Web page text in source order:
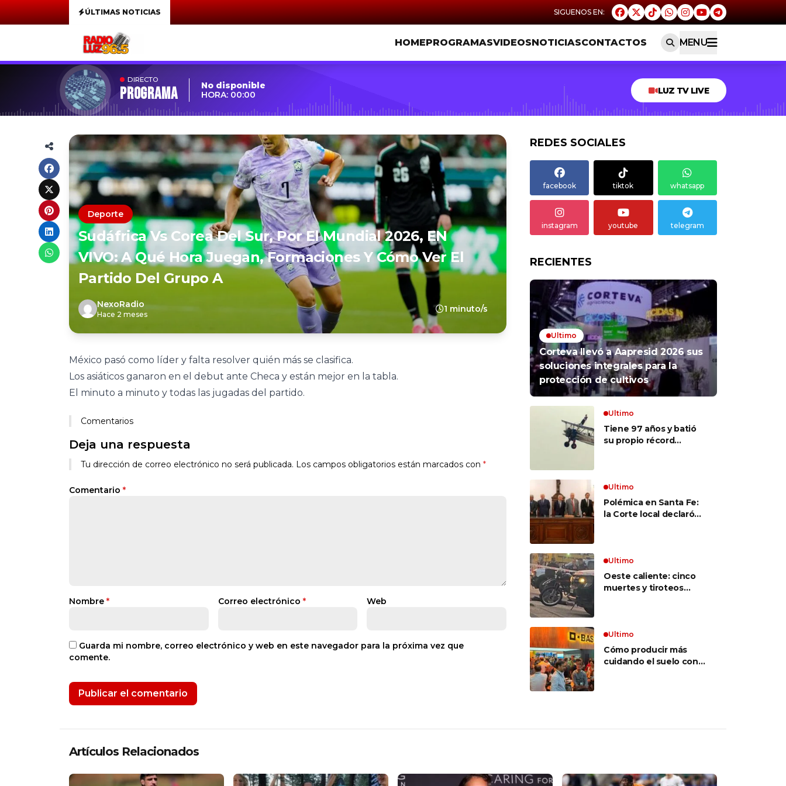
ÚLTIMAS NOTICIAS
HOMEPROGRAMASVIDEOSNOTICIASCONTACTOS MENU
DIRECTO
Programa
No disponible
HORA: 00:00
LUZ TV LIVE
Deporte
Sudáfrica Vs Corea Del Sur, Por El Mundial 2026, EN
VIVO: A Qué Hora Juegan, Formaciones Y Cómo Ver El
Partido Del Grupo A
NexoRadio
Hace 2 meses
1 minuto/s
México pasó como líder y falta resolver quién más se clasifica.
Los asiáticos ganaron en el debut ante Checa y están mejor en la tabla.
El minuto a minuto y todas las jugadas del partido.
Comentarios
Deja una respuesta
Tu dirección de correo electrónico no será publicada. Los campos obligatorios están marcados con *
Comentario *
Nombre * Correo electrónico * Web
Guarda mi nombre, correo electrónico y web en este navegador para la próxima vez que
comente.
REDES SOCIALES
facebook tiktok whatsapp
instagram youtube telegram
RECIENTES
Ultimo
Corteva llevó a Aapresid 2026 sus
soluciones integrales para la
protección de cultivos
Ultimo
Tiene 97 años y batió
su propio récord
sobre las alas de un
avión en movimiento:
«Las palabras ‘no
Ultimo
Polémica en Santa Fe:
la Corte local declaró
haberes de $ 18
millones
Ultimo
Oeste caliente: cinco
muertes y tiroteos
Ultimo
Cómo producir más
cuidando el suelo con
Artículos Relacionados